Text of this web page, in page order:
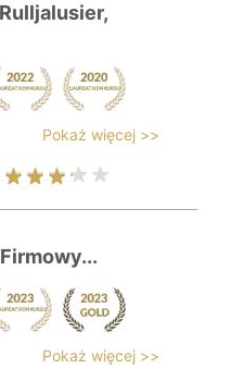
Pokaż więcej >>
Pokaż więcej >>